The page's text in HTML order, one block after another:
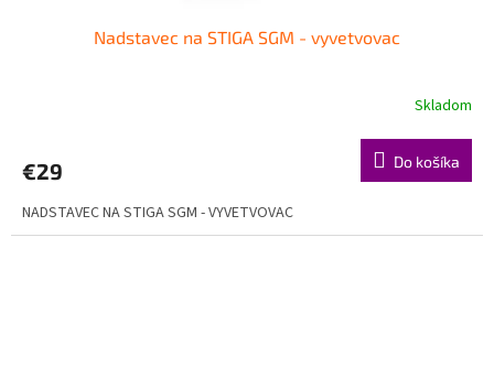
Nadstavec na STIGA SGM - vyvetvovac
Skladom
€29 Do košíka
NADSTAVEC NA STIGA SGM - VYVETVOVAC